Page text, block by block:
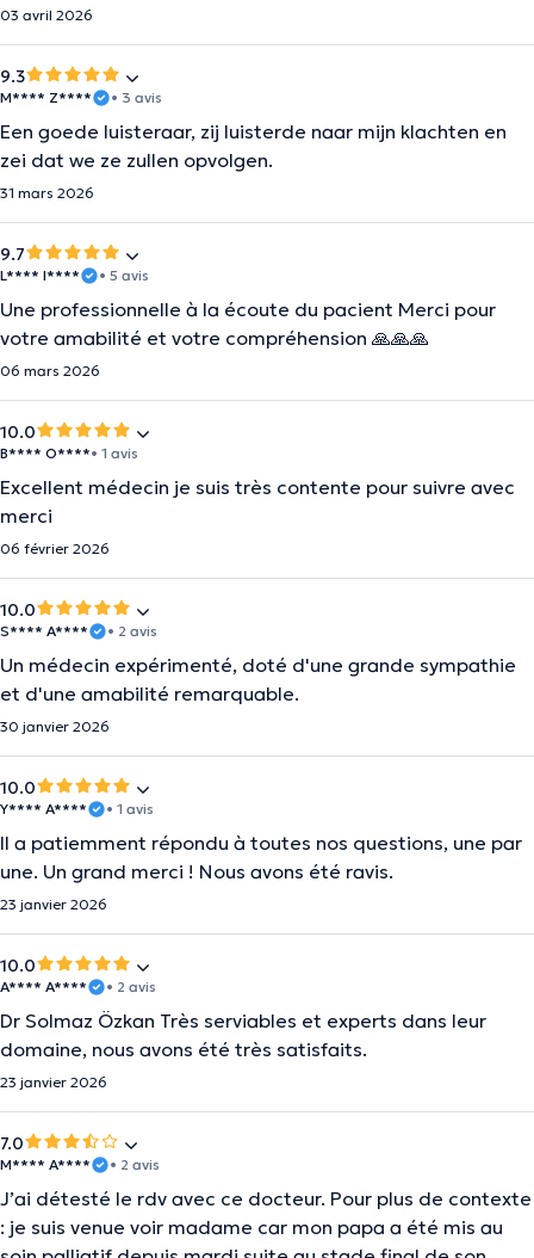
03 avril 2026
9.3
M**** Z**** • 3 avis
Een goede luisteraar, zij luisterde naar mijn klachten en
zei dat we ze zullen opvolgen.
31 mars 2026
9.7
L**** I**** • 5 avis
Une professionnelle à la écoute du pacient Merci pour
votre amabilité et votre compréhension 🙏🙏🙏
06 mars 2026
10.0
B**** O****• 1 avis
Excellent médecin je suis très contente pour suivre avec
merci
06 février 2026
10.0
S**** A**** • 2 avis
Un médecin expérimenté, doté d'une grande sympathie
et d'une amabilité remarquable.
30 janvier 2026
10.0
Y**** A**** • 1 avis
Il a patiemment répondu à toutes nos questions, une par
une. Un grand merci ! Nous avons été ravis.
23 janvier 2026
10.0
A**** A**** • 2 avis
Dr Solmaz Özkan Très serviables et experts dans leur
domaine, nous avons été très satisfaits.
23 janvier 2026
7.0
M**** A**** • 2 avis
J’ai détesté le rdv avec ce docteur. Pour plus de contexte
: je suis venue voir madame car mon papa a été mis au